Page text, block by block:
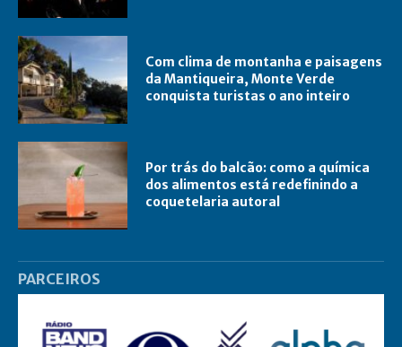
Com clima de montanha e paisagens
da Mantiqueira, Monte Verde
conquista turistas o ano inteiro
Por trás do balcão: como a química
dos alimentos está redefinindo a
coquetelaria autoral
PARCEIROS